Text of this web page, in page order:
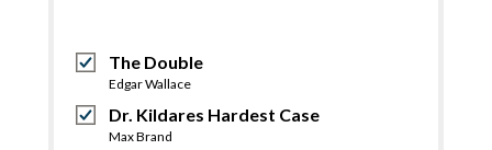
The Double
Edgar Wallace
Dr. Kildares Hardest Case
Max Brand